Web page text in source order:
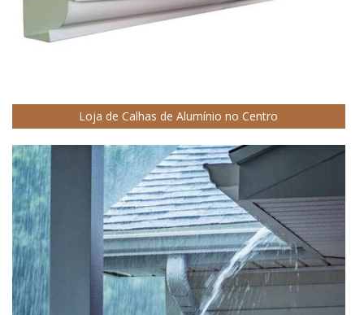
Loja de Calhas de Alumínio no Centro